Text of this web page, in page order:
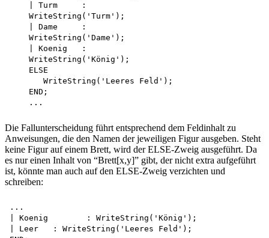
    | Turm     :
    WriteString('Turm');
    | Dame     :
    WriteString('Dame');
    | Koenig   :
    WriteString('König');
    ELSE
       WriteString('Leeres Feld');
    END;
Die Fallunterscheidung führt entsprechend dem Feldinhalt zu
Anweisungen, die den Namen der jeweiligen Figur ausgeben. Steht
keine Figur auf einem Brett, wird der ELSE-Zweig ausgeführt. Da
es nur einen Inhalt von “Brett[x,y]” gibt, der nicht extra aufgeführt
ist, könnte man auch auf den ELSE-Zweig verzichten und
schreiben:
...
| Koenig	: WriteString('König');
| Leer   : WriteString('Leeres Feld');